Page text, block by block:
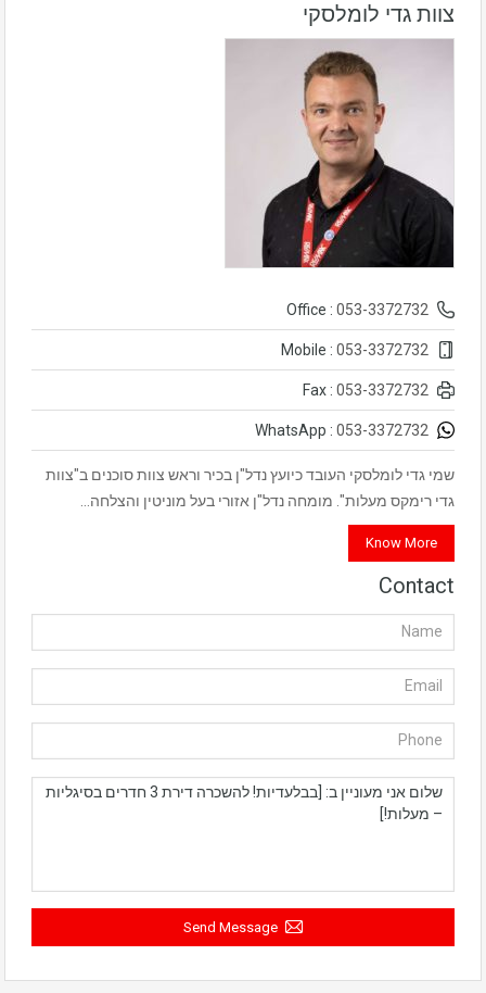
צוות גדי לומלסקי
053-3372732
053-3372732
053-3372732
053-3372732
שמי גדי לומלסקי העובד כיועץ נדל"ן בכיר וראש צוות סוכנים ב"צוות
גדי רימקס מעלות". מומחה נדל"ן אזורי בעל מוניטין והצלחה…
Know More
Contact
Send Message